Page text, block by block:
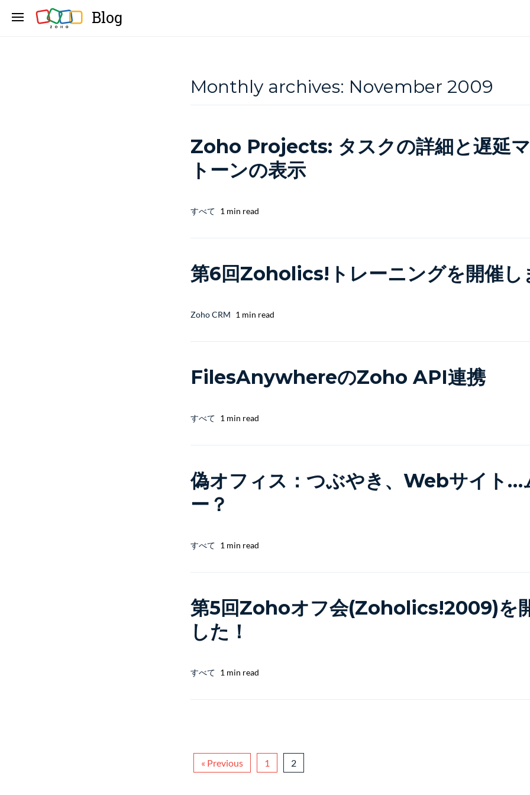
Blog
Monthly archives: November 2009
Zoho Projects: タスクの詳細と遅延
トーンの表示
すべて 1 min read
第6回Zoholics!トレーニングを開催し
Zoho CRM 1 min read
FilesAnywhereのZoho API連携
すべて 1 min read
偽オフィス：つぶやき、Webサイト…
ー？
すべて 1 min read
第5回Zohoオフ会(Zoholics!2009)を
した！
すべて 1 min read
« Previous 1 2